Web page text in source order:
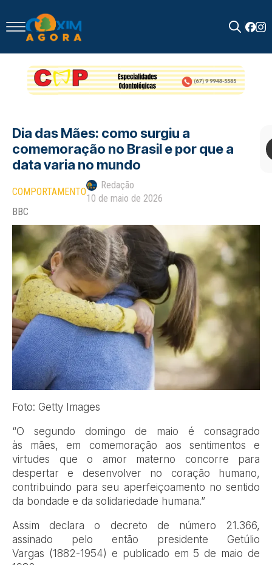
for:
Dia das Mães: como surgiu a
comemoração no Brasil e por que a
data varia no mundo
COMPORTAMENTO
Redação
10 de maio de 2026
BBC
Foto: Getty Images
“O segundo domingo de maio é consagrado
às mães, em comemoração aos sentimentos e
virtudes que o amor materno concorre para
despertar e desenvolver no coração humano,
contribuindo para seu aperfeiçoamento no sentido
da bondade e da solidariedade humana.”
Assim declara o decreto de número 21.366,
assinado pelo então presidente Getúlio
Vargas (1882-1954) e publicado em 5 de maio de